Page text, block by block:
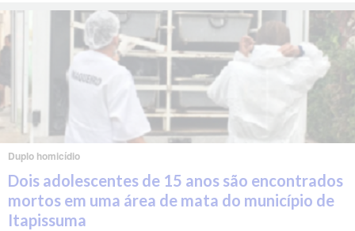
Duplo homicídio
Dois adolescentes de 15 anos são encontrados
mortos em uma área de mata do município de
Itapissuma